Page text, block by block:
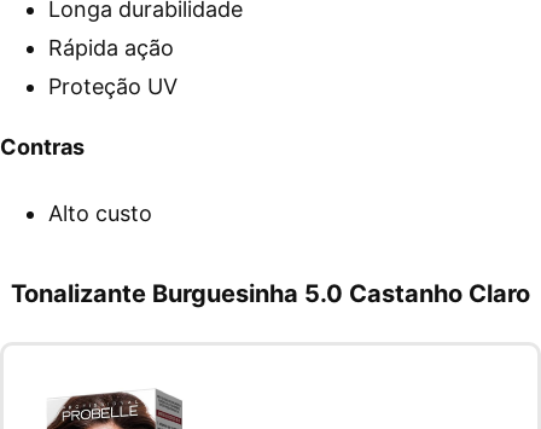
Longa durabilidade
Rápida ação
Proteção UV
Contras
Alto custo
Tonalizante Burguesinha 5.0 Castanho Claro